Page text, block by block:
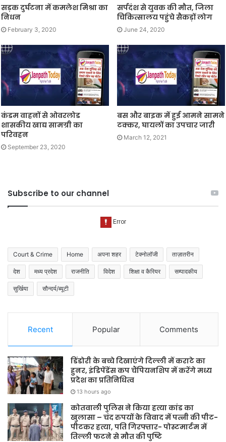
सड़क दुर्घटना में कमलेश मिश्रा का
निधन
February 3, 2020
सर्पदंश से युवक की मौत, जिला
चिकित्सालय पहुंचे सैकड़ों लोग
June 24, 2020
कंडम वाहनों से ओवरलोड
शासकीय खाद्य सामग्री का
परिवहन
September 23, 2020
बस और बाइक में हुई आमने सामने
टक्कर, घायलों का उपचार जारी
March 12, 2021
Subscribe to our channel
Court & Crime Home अपना शहर टेक्नोलॉजी ताज़ातरीन
देश मध्य प्रदेश राजनीति विदेश शिक्षा व कैरियर सम्पादकीय
सुर्खिया सौन्दर्य/ब्यूटी
Recent Popular Comments
डिंडोरी के बच्चे दिखाएंगे दिल्ली में कराटे का
हुनर, इंडिपेंडेंस कप चैंपियनशिप में करेंगे मध्य
प्रदेश का प्रतिनिधित्व
13 hours ago
कोतवाली पुलिस ने किया हत्या कांड का
खुलासा – चंद रुपयों के विवाद में पत्नी की पीट-
पीटकर हत्या, पति गिरफ्तार- पोस्टमार्टम में
तिल्ली फटने से मौत की पुष्टि